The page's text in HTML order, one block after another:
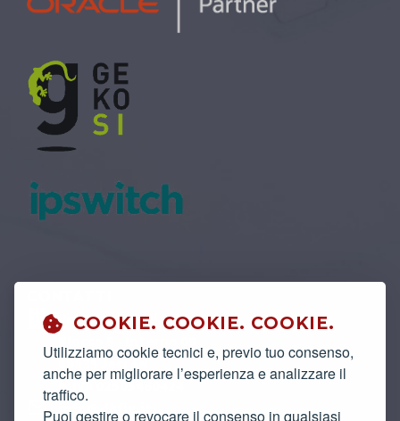
COOKIE. COOKIE. COOKIE.
Utilizziamo cookie tecnici e, previo tuo consenso,
anche per migliorare l’esperienza e analizzare il
traffico.
Puoi gestire o revocare il consenso in qualsiasi
Via Pasquinelli, 2/a
60035 Jesi AN
P. IVA 02505460424